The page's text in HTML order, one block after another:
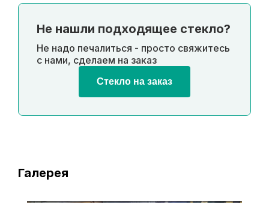
Не нашли подходящее стекло?
Не надо печалиться - просто свяжитесь
с нами, сделаем на заказ
Стекло на заказ
Галерея